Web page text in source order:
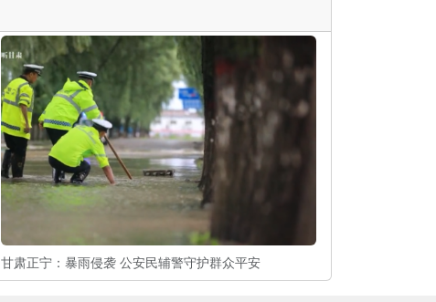
e
n
甘肃正宁：暴雨侵袭 公安民辅警守护群众平安